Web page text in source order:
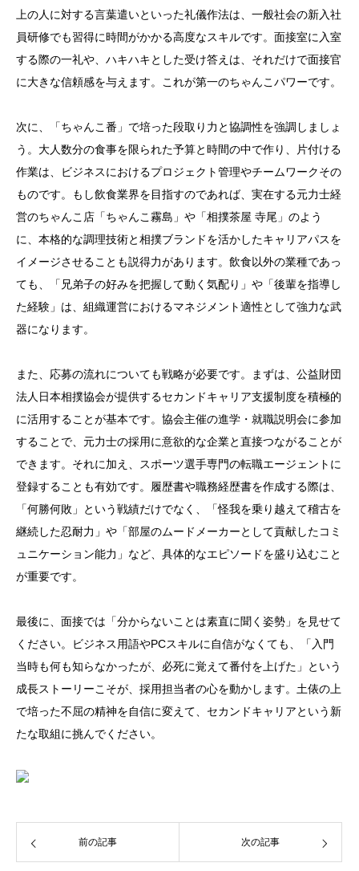
上の人に対する言葉遣いといった礼儀作法は、一般社会の新入社
員研修でも習得に時間がかかる高度なスキルです。面接室に入室
する際の一礼や、ハキハキとした受け答えは、それだけで面接官
に大きな信頼感を与えます。これが第一のちゃんこパワーです。
次に、「ちゃんこ番」で培った段取り力と協調性を強調しましょ
う。大人数分の食事を限られた予算と時間の中で作り、片付ける
作業は、ビジネスにおけるプロジェクト管理やチームワークその
ものです。もし飲食業界を目指すのであれば、実在する元力士経
営のちゃんこ店「ちゃんこ霧島」や「相撲茶屋 寺尾」のよう
に、本格的な調理技術と相撲ブランドを活かしたキャリアパスを
イメージさせることも説得力があります。飲食以外の業種であっ
ても、「兄弟子の好みを把握して動く気配り」や「後輩を指導し
た経験」は、組織運営におけるマネジメント適性として強力な武
器になります。
また、応募の流れについても戦略が必要です。まずは、公益財団
法人日本相撲協会が提供するセカンドキャリア支援制度を積極的
に活用することが基本です。協会主催の進学・就職説明会に参加
することで、元力士の採用に意欲的な企業と直接つながることが
できます。それに加え、スポーツ選手専門の転職エージェントに
登録することも有効です。履歴書や職務経歴書を作成する際は、
「何勝何敗」という戦績だけでなく、「怪我を乗り越えて稽古を
継続した忍耐力」や「部屋のムードメーカーとして貢献したコミ
ュニケーション能力」など、具体的なエピソードを盛り込むこと
が重要です。
最後に、面接では「分からないことは素直に聞く姿勢」を見せて
ください。ビジネス用語やPCスキルに自信がなくても、「入門
当時も何も知らなかったが、必死に覚えて番付を上げた」という
成長ストーリーこそが、採用担当者の心を動かします。土俵の上
で培った不屈の精神を自信に変えて、セカンドキャリアという新
たな取組に挑んでください。
前の記事 次の記事